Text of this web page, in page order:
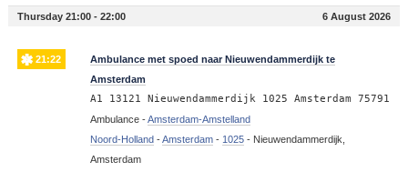
Thursday 21:00 - 22:00 6 August 2026
21:22
Ambulance met spoed naar Nieuwendammerdijk te
Amsterdam
A1 13121 Nieuwendammerdijk 1025 Amsterdam 75791
Ambulance -Amsterdam-Amstelland
Noord-Holland -Amsterdam- 1025- Nieuwendammerdijk,
Amsterdam